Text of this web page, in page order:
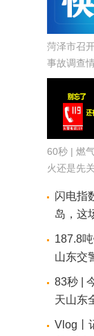
菏泽市召
事故调查
60秒 | 燃
火还是先
闪电指
岛，这
187.8
山东交
83秒 |
天山东
Vlog丨